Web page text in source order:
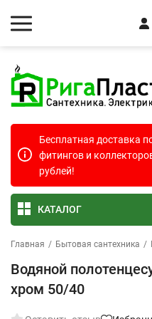
Бесплатная доставка
фитингов и
рублей!
КАТАЛОГ
Главная / Бытовая сантехника /
Водяной
хром 50/40